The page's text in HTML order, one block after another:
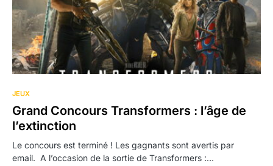
JEUX
Grand Concours Transformers : l’âge de
l’extinction
Le concours est terminé ! Les gagnants sont avertis par
email. A l’occasion de la sortie de Transformers :…